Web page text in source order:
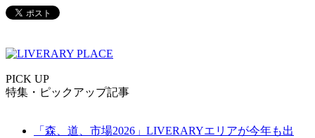
PICK UP
特集・ピックアップ記事
「森、道、市場2026」LIVERARYエリアが今年も出